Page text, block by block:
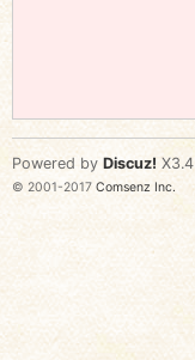
Powered by Discuz! X3.4
© 2001-2017 Comsenz Inc.